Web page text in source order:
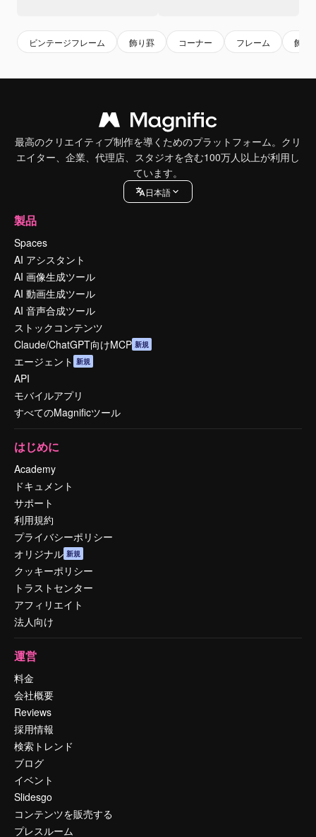
ビンテージフレーム 飾り罫 コーナー フレーム 飾り
最高のクリエイティブ制作を導くためのプラットフォーム。クリ
エイター、企業、代理店、スタジオを含む100万人以上が利用し
ています。
日本語
製品
Spaces
AI アシスタント
AI 画像生成ツール
AI 動画生成ツール
AI 音声合成ツール
ストックコンテンツ
Claude/ChatGPT向けMCP 新規
エージェント 新規
API
モバイルアプリ
すべてのMagnificツール
はじめに
Academy
ドキュメント
サポート
利用規約
プライバシーポリシー
オリジナル 新規
クッキーポリシー
トラストセンター
アフィリエイト
法人向け
運営
料金
会社概要
Reviews
採用情報
検索トレンド
ブログ
イベント
Slidesgo
コンテンツを販売する
プレスルーム